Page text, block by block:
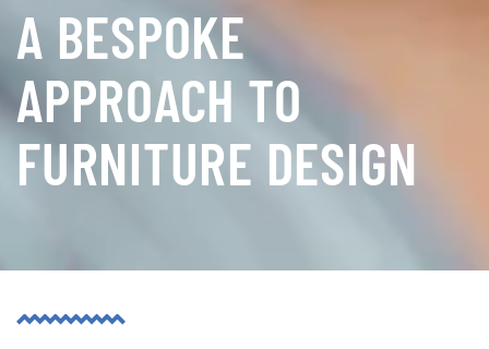
A BESPOKE
APPROACH TO
FURNITURE DESIGN